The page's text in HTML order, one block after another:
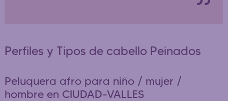
Perfiles y Tipos de cabello Peinados
Peluquera afro para niño / mujer /
hombre en CIUDAD-VALLES